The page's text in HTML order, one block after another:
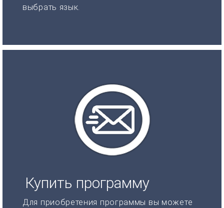
выбрать язык.
Купить программу
Для приобретения программы вы можете